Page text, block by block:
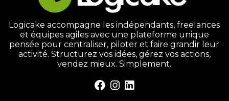
Logicake accompagne les indépendants, freelances
et équipes agiles avec une plateforme unique
pensée pour centraliser, piloter et faire grandir leur
activité. Structurez vos idées, gérez vos actions,
vendez mieux. Simplement.